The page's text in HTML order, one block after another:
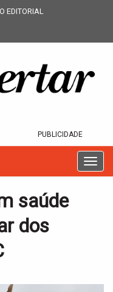
EDITORIAL
PUBLICIDADE
T
o
saúde
dos